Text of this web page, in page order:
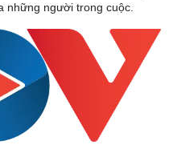
những người trong cuộc.